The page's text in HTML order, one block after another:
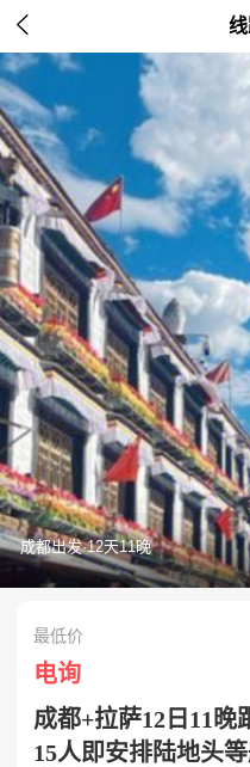

成都出发·12天11晚
最低价
电询
成都+拉萨12日11晚
15人即安排陆地头